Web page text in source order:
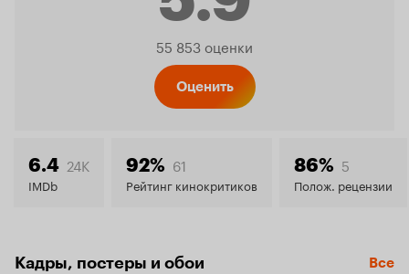
Рейтинг
5.9
55 853 оценки
Оценить
6.4 24K
IMDb
92% 61
Рейтинг кинокритиков
86% 5
Полож. рецензии
Кадры, постеры и обои Все